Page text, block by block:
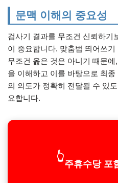
문맥 이해의 중요성
검사기 결과를 무조건 신뢰하기
이 중요합니다. 맞춤법 띄어쓰
무조건 옳은 것은 아니기 때문
을 이해하고 이를 바탕으로 최
의 의도가 정확히 전달될 수 있
요합니다.
👆
주휴수당 포